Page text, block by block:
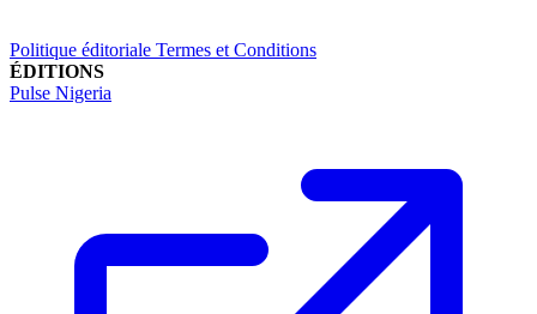
Politique éditoriale Termes et Conditions
ÉDITIONS
Pulse Nigeria